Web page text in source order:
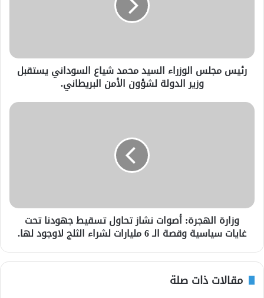
رئيس مجلس الوزراء السيد محمد شياع السوداني يستقبل
وزير الدولة لشؤون الأمن البريطاني.
وزارة الهجرة: أصوات نشاز تحاول تسقيط جهودنا تحت
غايات سياسية وقصة الـ 6 مليارات لشراء الثلج لاوجود لها.
مقالات ذات صلة